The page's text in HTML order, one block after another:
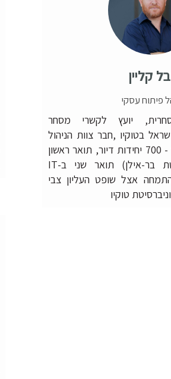
קליין
פיתוח עסקי
יועץ לקשרי מסחר
בטוקיו ,חבר צוות הניהול
של פרויקט נאות חריש - 700 יחידות דיור, תואר ראשון
במשפטים (אוניברסיטת בר-אילן) תואר שני ב-IT
התמחה אצל שופט העליון צבי
טוקיו